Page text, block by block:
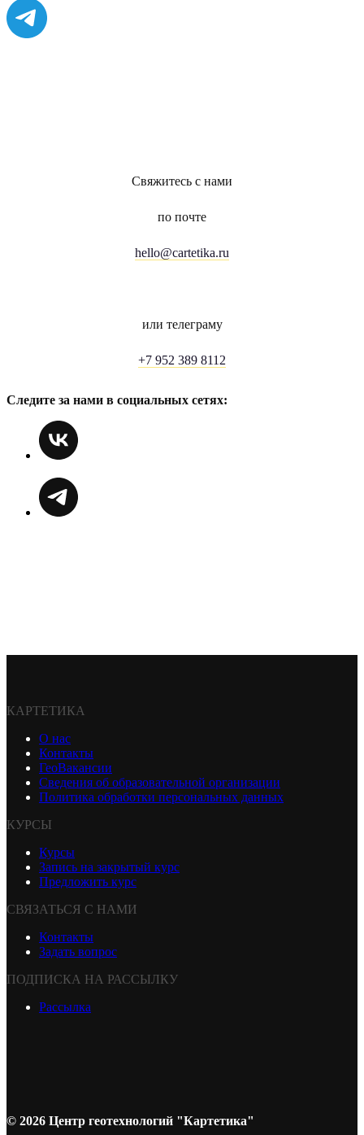
Свяжитесь с нами
по почте
hello@cartetika.ru
или телеграму
+7 952 389 8112
Следите за нами в социальных сетях:
КАРТЕТИКА
О нас
Контакты
ГеоВакансии
Сведения об образовательной организации
Политика обработки персональных данных
КУРСЫ
Курсы
Запись на закрытый курс
Предложить курс
СВЯЗАТЬСЯ С НАМИ
Контакты
Задать вопрос
ПОДПИСКА НА РАССЫЛКУ
Рассылка
© 2026 Центр геотехнологий "Картетика"